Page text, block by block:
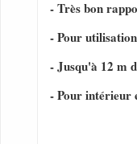
- Très bon
- Pour
- Jusqu'à 12 m
- Pour intérieur